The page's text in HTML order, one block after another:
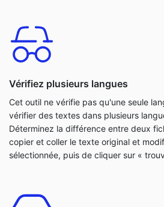
Vérifiez plusieurs langues
Cet outil ne vérifie pas qu'une seule
vérifier des textes dans plusieurs
Déterminez la différence entre deux
copier et coller le texte original et
sélectionnée, puis de cliquer sur «